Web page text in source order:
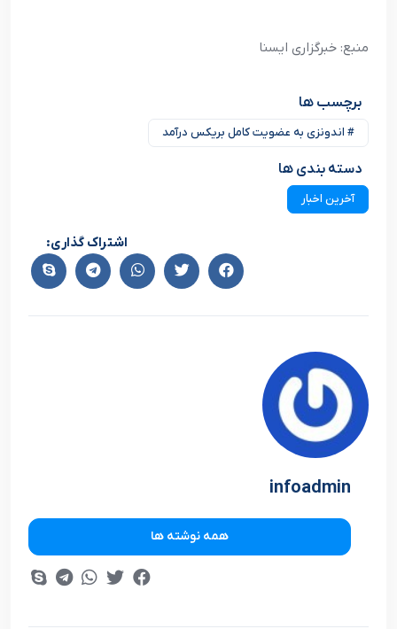
منبع: خبرگزاری ایسنا
برچسب ها
# اندونزی به عضویت کامل بریکس درآمد
دسته بندی ها
آخرین اخبار
اشتراک گذاری:
infoadmin
همه نوشته ها